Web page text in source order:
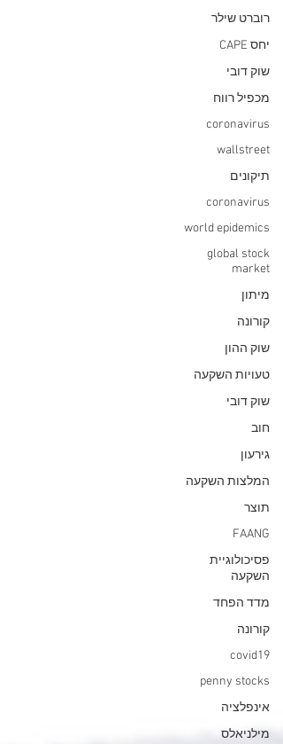
רוברט שילר
יחס CAPE
שוק דובי
מכפיל רווח
coronavirus
wallstreet
תיקונים
coronavirus
world epidemics
global stock
market
מיתון
קורונה
שוק ההון
טעויות השקעה
שוק דובי
חוב
גירעון
המלצות השקעה
תוצר
FAANG
פסיכולוגיית
השקעה
מדד הפחד
קורונה
covid19
penny stocks
אינפלציה
מילניאלס